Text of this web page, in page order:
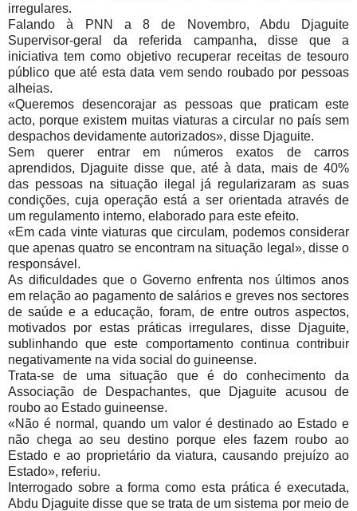
irregulares.
Falando à PNN a 8 de Novembro, Abdu Djaguite
Supervisor-geral da referida campanha, disse que a
iniciativa tem como objetivo recuperar receitas de tesouro
público que até esta data vem sendo roubado por pessoas
alheias.
«Queremos desencorajar as pessoas que praticam este
acto, porque existem muitas viaturas a circular no país sem
despachos devidamente autorizados», disse Djaguite.
Sem querer entrar em números exatos de carros
aprendidos, Djaguite disse que, até à data, mais de 40%
das pessoas na situação ilegal já regularizaram as suas
condições, cuja operação está a ser orientada através de
um regulamento interno, elaborado para este efeito.
«Em cada vinte viaturas que circulam, podemos considerar
que apenas quatro se encontram na situação legal», disse o
responsável.
As dificuldades que o Governo enfrenta nos últimos anos
em relação ao pagamento de salários e greves nos sectores
de saúde e a educação, foram, de entre outros aspectos,
motivados por estas práticas irregulares, disse Djaguite,
sublinhando que este comportamento continua contribuir
negativamente na vida social do guineense.
Trata-se de uma situação que é do conhecimento da
Associação de Despachantes, que Djaguite acusou de
roubo ao Estado guineense.
«Não é normal, quando um valor é destinado ao Estado e
não chega ao seu destino porque eles fazem roubo ao
Estado e ao proprietário da viatura, causando prejuízo ao
Estado», referiu.
Interrogado sobre a forma como esta prática é executada,
Abdu Djaguite disse que se trata de um sistema por meio de